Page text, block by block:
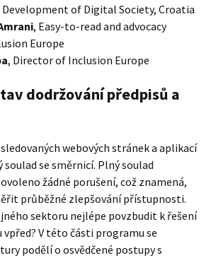
of Digital Society, Croatia
, Easy-to-read and advocacy
Europe
, Director of Inclusion Europe
dodržování předpisů a
webových stránek a aplikací
se směrnicí. Plný soulad
žádné porušení, což znamená,
průběžné zlepšování přístupnosti.
sektoru nejlépe povzbudit k řešení
V této části programu se
podělí o osvědčené postupy s